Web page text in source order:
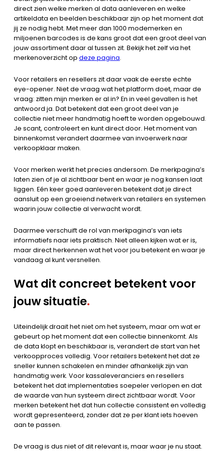
direct zien welke merken al data aanleveren en welke
artikeldata en beelden beschikbaar zijn op het moment dat
jij ze nodig hebt. Met meer dan 1000 modemerken en
miljoenen barcodes is de kans groot dat een groot deel van
jouw assortiment daar al tussen zit. Bekijk het zelf via het
merkenoverzicht op deze pagina.
Voor retailers en resellers zit daar vaak de eerste echte
eye-opener. Niet de vraag wat het platform doet, maar de
vraag: zitten mijn merken er al in? En in veel gevallen is het
antwoord ja. Dat betekent dat een groot deel van je
collectie niet meer handmatig hoeft te worden opgebouwd.
Je scant, controleert en kunt direct door. Het moment van
binnenkomst verandert daarmee van invoerwerk naar
verkoopklaar maken.
Voor merken werkt het precies andersom. De merkpagina’s
laten zien of je al zichtbaar bent en waar je nog kansen laat
liggen. Eén keer goed aanleveren betekent dat je direct
aansluit op een groeiend netwerk van retailers en systemen
waarin jouw collectie al verwacht wordt.
Daarmee verschuift de rol van merkpagina’s van iets
informatiefs naar iets praktisch. Niet alleen kijken wat er is,
maar direct herkennen wat het voor jou betekent en waar je
vandaag al kunt versnellen.
Wat dit concreet betekent voor
jouw situatie.
Uiteindelijk draait het niet om het systeem, maar om wat er
gebeurt op het moment dat een collectie binnenkomt. Als
de data klopt en beschikbaar is, verandert de start van het
verkoopproces volledig. Voor retailers betekent het dat ze
sneller kunnen schakelen en minder afhankelijk zijn van
handmatig werk. Voor kassaleveranciers en resellers
betekent het dat implementaties soepeler verlopen en dat
de waarde van hun systeem direct zichtbaar wordt. Voor
merken betekent het dat hun collectie consistent en volledig
wordt gepresenteerd, zonder dat ze per klant iets hoeven
aan te passen.
De vraag is dus niet of dit relevant is, maar waar je nu staat.